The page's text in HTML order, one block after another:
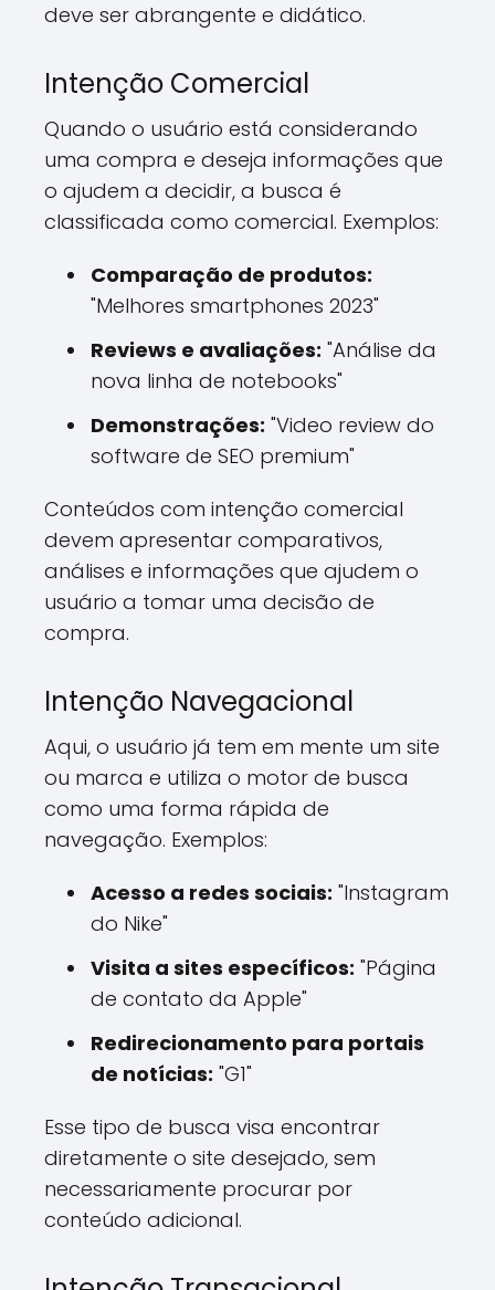
deve ser abrangente e didático.
Intenção Comercial
Quando o usuário está considerando
uma compra e deseja informações que
o ajudem a decidir, a busca é
classificada como comercial. Exemplos:
Comparação de produtos:
"Melhores smartphones 2023"
Reviews e avaliações: "Análise da
nova linha de notebooks"
Demonstrações: "Video review do
software de SEO premium"
Conteúdos com intenção comercial
devem apresentar comparativos,
análises e informações que ajudem o
usuário a tomar uma decisão de
compra.
Intenção Navegacional
Aqui, o usuário já tem em mente um site
ou marca e utiliza o motor de busca
como uma forma rápida de
navegação. Exemplos:
Acesso a redes sociais: "Instagram
do Nike"
Visita a sites específicos: "Página
de contato da Apple"
Redirecionamento para portais
de notícias: "G1"
Esse tipo de busca visa encontrar
diretamente o site desejado, sem
necessariamente procurar por
conteúdo adicional.